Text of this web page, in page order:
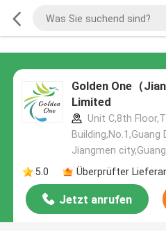
Golden One（
Limited
Unit C,8th
Building,No.1,Guang
Jiangmen
5.0
Überprüfter
Jetzt anrufen